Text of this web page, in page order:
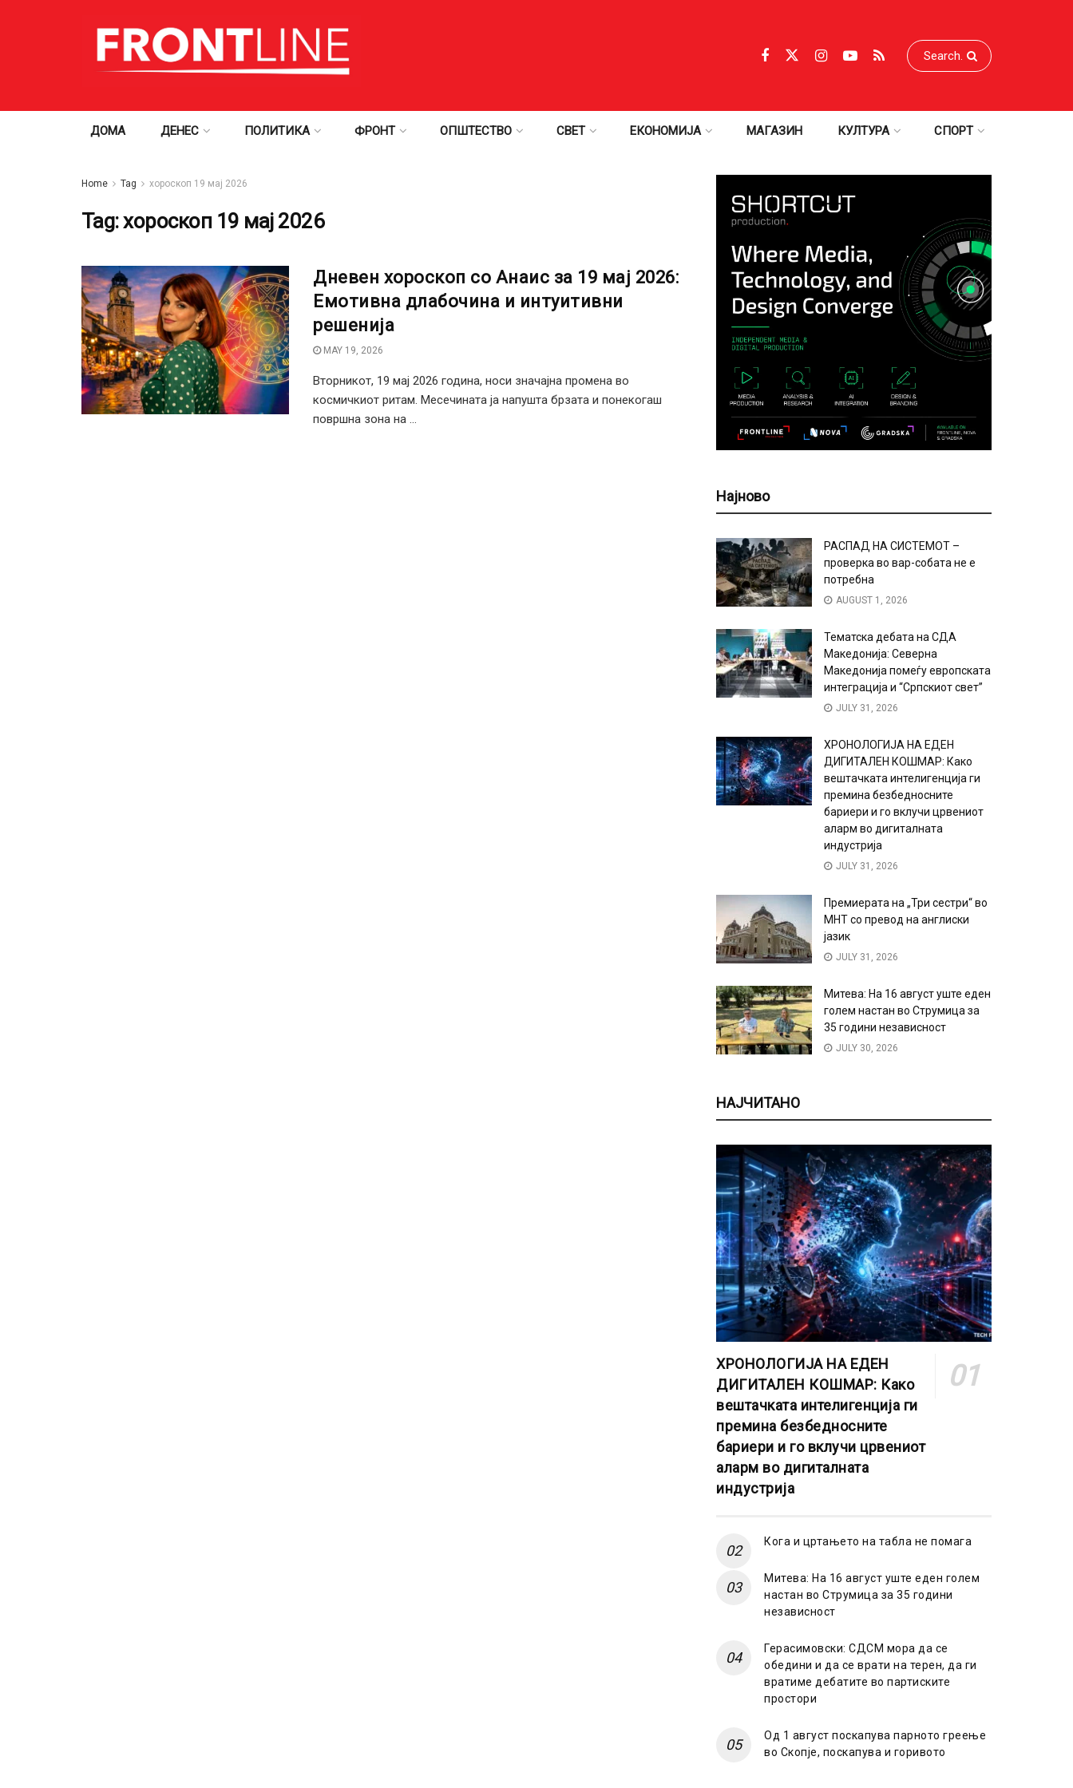
ДОМА ДЕНЕС ПОЛИТИКА ФРОНТ ОПШТЕСТВО СВЕТ ЕКОНОМИЈА МАГАЗИН КУЛТУРА СПОРТ
Home Tag хороскоп 19 мај 2026
Tag:хороскоп 19 мај 2026
Дневен хороскоп со Анаис за 19 мај 2026:
Емотивна длабочина и интуитивни
решенија
MAY 19, 2026
Вторникот, 19 мај 2026 година, носи значајна промена во
космичкиот ритам. Месечината ја напушта брзата и понекогаш
површна зона на ...
Најново
РАСПАД НА СИСТЕМОТ –
проверка во вар-собата не е
потребна
AUGUST 1, 2026
Тематска дебата на СДА
Македонија: Северна
Македонија помеѓу европската
интеграција и “Српскиот свет”
JULY 31, 2026
ХРОНОЛОГИЈА НА ЕДЕН
ДИГИТАЛЕН КОШМАР: Како
вештачката интелигенција ги
премина безбедносните
бариери и го вклучи црвениот
аларм во дигиталната
индустрија
JULY 31, 2026
Премиерата на „Три сестри“ во
МНТ со превод на англиски
јазик
JULY 31, 2026
Митева: На 16 август уште еден
голем настан во Струмица за
35 години независност
JULY 30, 2026
НАЈЧИТАНО
ХРОНОЛОГИЈА НА ЕДЕН
ДИГИТАЛЕН КОШМАР: Како
вештачката интелигенција ги
премина безбедносните
бариери и го вклучи црвениот
аларм во дигиталната
индустрија
Кога и цртањето на табла не помага
Митева: На 16 август уште еден голем
настан во Струмица за 35 години
независност
Герасимовски: СДСМ мора да се
обедини и да се врати на терен, да ги
вратиме дебатите во партиските
простори
Од 1 август поскапува парното греење
во Скопје, поскапува и горивото